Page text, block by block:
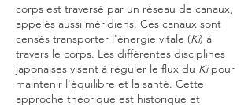
corps est traversé par un réseau de canaux,
appelés aussi méridiens. Ces canaux sont
censés transporter l'énergie vitale (Ki) à
travers le corps. Les différentes disciplines
japonaises visent à réguler le flux du Kipour
maintenir l'équilibre et la santé. Cette
approche théorique est historique et